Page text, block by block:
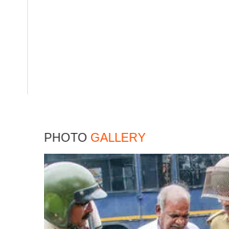
PHOTO GALLERY